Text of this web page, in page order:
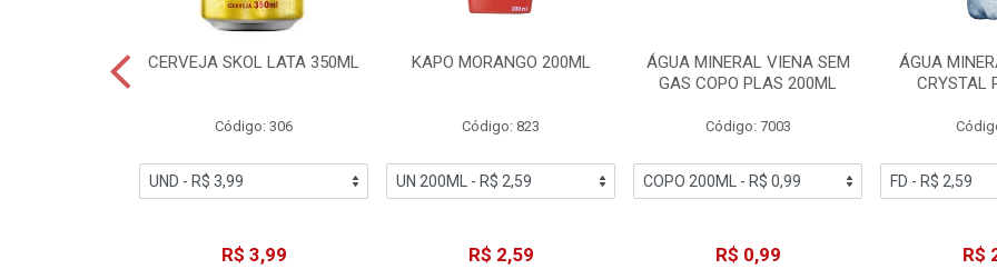
CERVEJA SKOL LATA 350ML
Código: 306
R$ 3,99
KAPO MORANGO 200ML
Código: 823
R$ 2,59
ÁGUA MINERAL VIENA SEM
GAS COPO PLAS 200ML
Código: 7003
R$ 0,99
ÁGUA
CRYSTAL
R$